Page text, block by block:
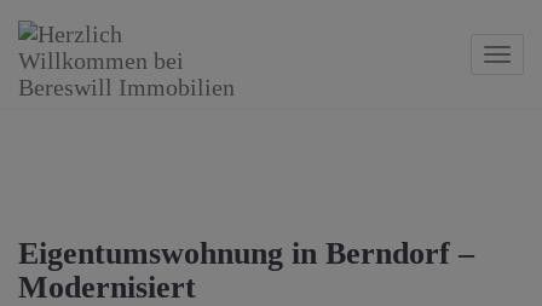
Eigentumswohnung in Berndorf –
Modernisiert